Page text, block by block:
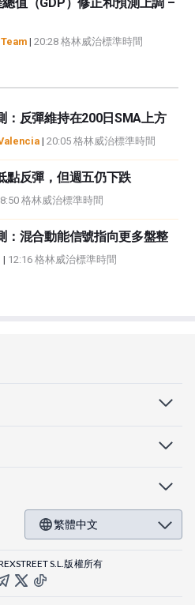
| 20:28 格林威治標準時間
：反彈維持在200日SMA上方
| 20:05 格林威治標準時間
點反彈，但週五仍下跌
格林威治標準時間
：混合動能信號指向更多盤整
| 12:16 格林威治標準時間
繁體中文
S.L.版權所有